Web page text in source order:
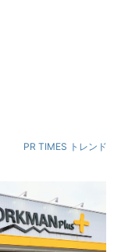
PR TIMES トレンド